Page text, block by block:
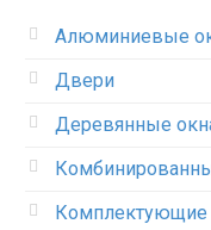
Алюминиевые
Двери
Деревянные
Комплектующие